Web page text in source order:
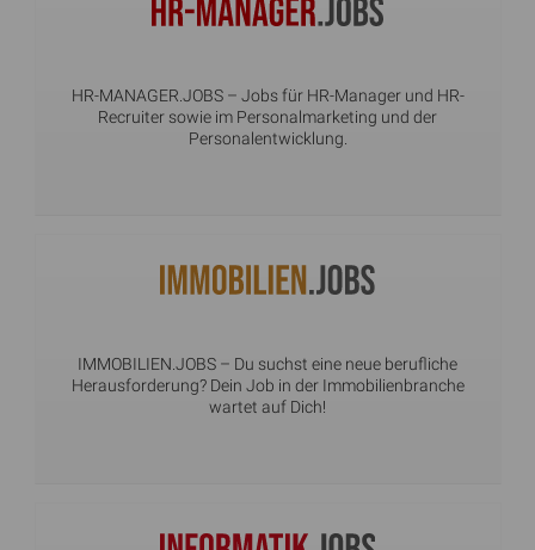
HR-MANAGER.JOBS– Jobs für HR-Manager und HR-
Recruiter sowie im Personalmarketing und der
Personalentwicklung.
IMMOBILIEN.JOBS – Du suchst eine neue berufliche
Herausforderung? Dein Job in der Immobilienbranche
wartet auf Dich!